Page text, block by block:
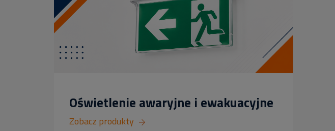
Oświetlenie awaryjne i ewakuacyjne
Zobacz produkty